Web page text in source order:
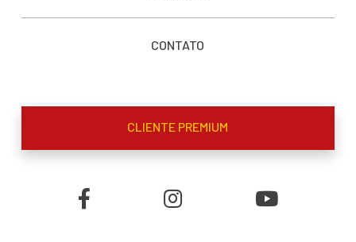
CONTATO
CLIENTE PREMIUM